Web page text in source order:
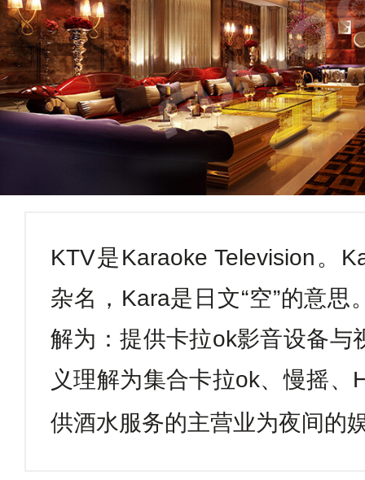
KTV是Karaoke Television 。
杂名， Kara是日文“空”的意思
解为：提供卡拉ok影音设备与
义理解为集合卡拉ok、慢摇、
供酒水服务的主营业为夜间的